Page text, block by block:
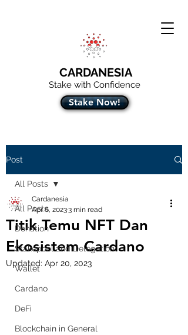
CARDANESIA
Stake with Confidence
Stake Now!
Post
All Posts
Donation
Stakepool and Delegation
Wallet
Cardano
DeFi
Blockchain in General
All Posts
Titik Temu NFT Dan
Ekosistem Cardano
Cardanesia
Apr 6, 20233 min read
Updated: Apr 20, 2023